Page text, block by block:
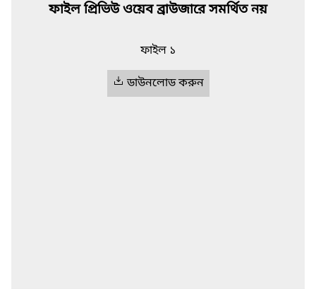
ফাইল প্রিভিউ ওয়েব ব্রাউজারে সমর্থিত নয়
ফাইল ১
ডাউনলোড করুন